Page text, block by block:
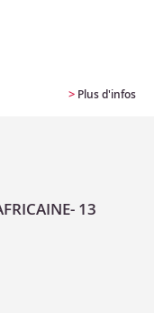
> Plus d'infos
13